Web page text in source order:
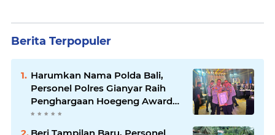
Berita Terpopuler
Harumkan Nama Polda Bali,
Personel Polres Gianyar Raih
Penghargaan Hoegeng Awards
2026